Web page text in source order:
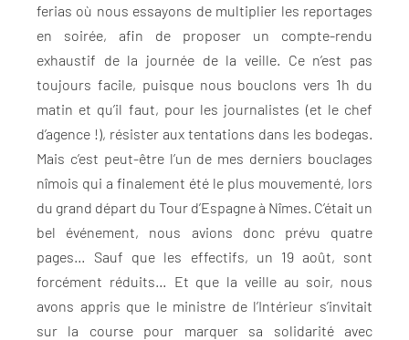
ferias où nous essayons de multiplier les reportages
en soirée, afin de proposer un compte-rendu
exhaustif de la journée de la veille. Ce n’est pas
toujours facile, puisque nous bouclons vers 1h du
matin et qu’il faut, pour les journalistes (et le chef
d’agence !), résister aux tentations dans les bodegas.
Mais c’est peut-être l’un de mes derniers bouclages
nîmois qui a finalement été le plus mouvementé, lors
du grand départ du Tour d’Espagne à Nîmes. C’était un
bel événement, nous avions donc prévu quatre
pages… Sauf que les effectifs, un 19 août, sont
forcément réduits… Et que la veille au soir, nous
avons appris que le ministre de l’Intérieur s’invitait
sur la course pour marquer sa solidarité avec